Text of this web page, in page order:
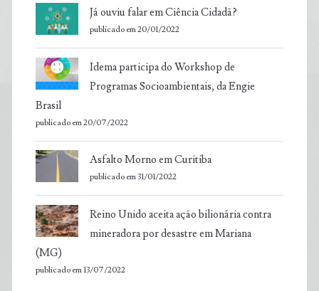
Já ouviu falar em Ciência Cidadã?
publicado em 20/01/2022
Idema participa do Workshop de
Programas Socioambientais, da Engie
Brasil
publicado em 20/07/2022
Asfalto Morno em Curitiba
publicado em 31/01/2022
Reino Unido aceita ação bilionária contra
mineradora por desastre em Mariana
(MG)
publicado em 13/07/2022